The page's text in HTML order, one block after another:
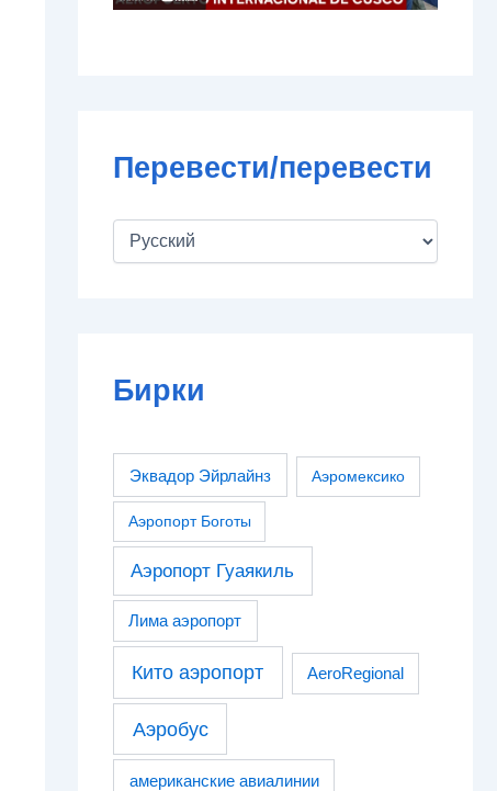
Перевести/перевести
Бирки
Эквадор Эйрлайнз Аэромексико
Аэропорт Боготы
Аэропорт Гуаякиль
Лима аэропорт
Кито аэропорт AeroRegional
Аэробус
американские авиалинии